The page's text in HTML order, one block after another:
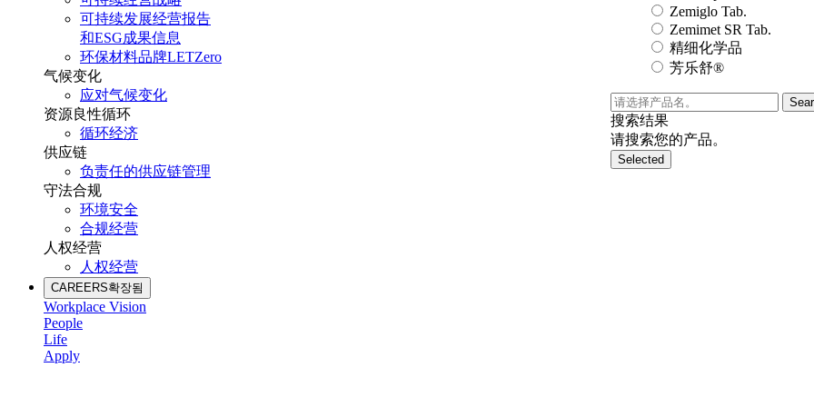
可持续发展经营报告
和ESG成果信息
环保材料品牌LETZero
气候变化
应对气候变化
资源良性循环
循环经济
供应链
负责任的供应链管理
守法合规
环境安全
合规经营
人权经营
人权经营
CAREERS확장됨
Workplace Vision
People
Life
Apply
Zemiglo Tab.
Zemimet SR Tab.
精细化学品
芳乐舒®
搜索结果
请搜索您的产品。
Selected